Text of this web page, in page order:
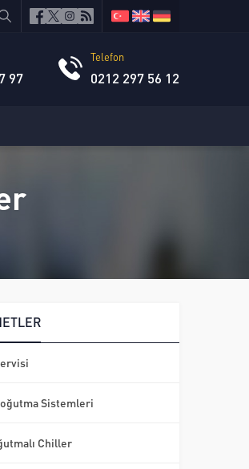
97
Telefon
0212 297 56 12
Sistemleri
Chiller